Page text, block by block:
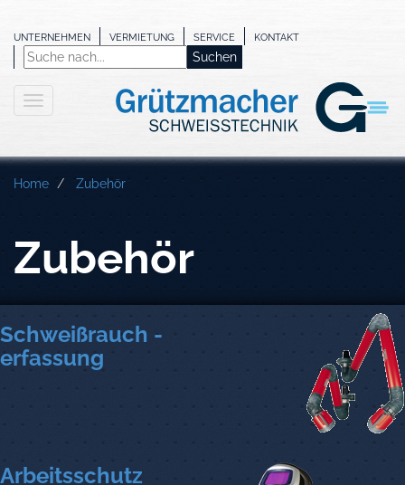
UNTERNEHMEN VERMIETUNG SERVICE KONTAKT
Home Zubehör
Zubehör
Schweißrauch -
erfassung
Arbeitsschutz